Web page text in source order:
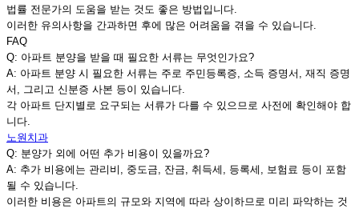
법률 전문가의 도움을 받는 것도 좋은 방법입니다.
이러한 유의사항을 간과하면 후에 많은 어려움을 겪을 수 있습니다.
FAQ
Q: 아파트 분양을 받을 때 필요한 서류는 무엇인가요?
A: 아파트 분양 시 필요한 서류는 주로 주민등록증, 소득 증명서, 재직 증명
서, 그리고 신분증 사본 등이 있습니다.
각 아파트 단지별로 요구되는 서류가 다를 수 있으므로 사전에 확인해야 합
니다.
노원치과
Q: 분양가 외에 어떤 추가 비용이 있을까요?
A: 추가 비용에는 관리비, 중도금, 잔금, 취득세, 등록세, 보험료 등이 포함
될 수 있습니다.
이러한 비용은 아파트의 규모와 지역에 따라 상이하므로 미리 파악하는 것